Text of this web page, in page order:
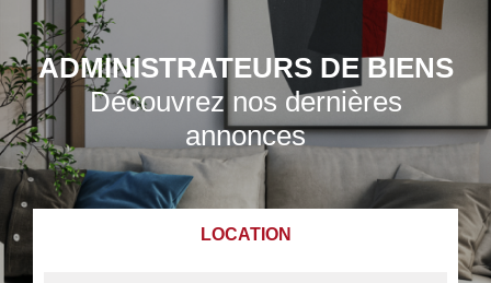
ADMINISTRATEURS DE BIENS
Découvrez nos dernières
annonces
LOCATION